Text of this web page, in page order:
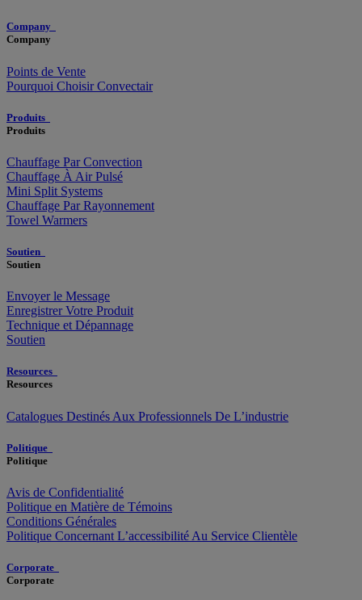
Company
Company
Points de Vente
Pourquoi Choisir Convectair
Produits
Produits
Chauffage Par Convection
Chauffage À Air Pulsé
Mini Split Systems
Chauffage Par Rayonnement
Towel Warmers
Soutien
Soutien
Envoyer le Message
Enregistrer Votre Produit
Technique et Dépannage
Soutien
Resources
Resources
Catalogues Destinés Aux Professionnels De L’industrie
Politique
Politique
Avis de Confidentialité
Politique en Matière de Témoins
Conditions Générales
Politique Concernant L’accessibilité Au Service Clientèle
Corporate
Corporate